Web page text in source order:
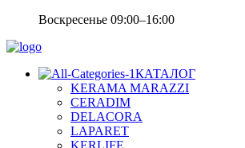
Воскресенье 09:00–16:00
КАТАЛОГ
KERAMA MARAZZI
CERADIM
DELACORA
LAPARET
KERLIFE